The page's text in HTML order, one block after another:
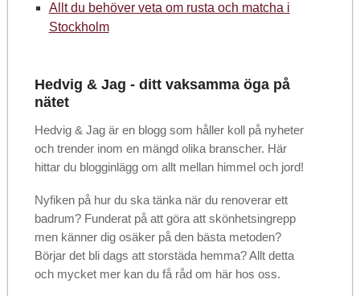
Allt du behöver veta om rusta och matcha i
Stockholm
Hedvig & Jag - ditt vaksamma öga på
nätet
Hedvig & Jag är en blogg som håller koll på nyheter
och trender inom en mängd olika branscher. Här
hittar du blogginlägg om allt mellan himmel och jord!
Nyfiken på hur du ska tänka när du renoverar ett
badrum? Funderat på att göra att skönhetsingrepp
men känner dig osäker på den bästa metoden?
Börjar det bli dags att storstäda hemma? Allt detta
och mycket mer kan du få råd om här hos oss.